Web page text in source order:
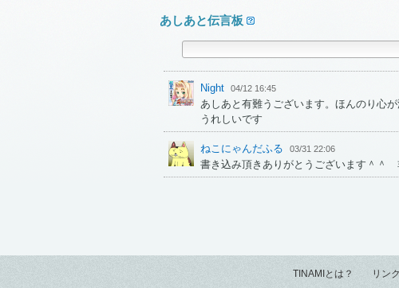
あしあと伝言板
Night 04/12 16:45
あしあと有難うございます。ほんのり心
うれしいです
ねこにゃんだふる 03/31 22:06
書き込み頂きありがとうございます＾＾
TINAMIとは？ リン